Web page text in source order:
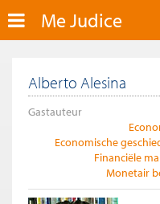
Me Judice
Alberto Alesina
Gastauteur
Economische
Financiële
Monetair